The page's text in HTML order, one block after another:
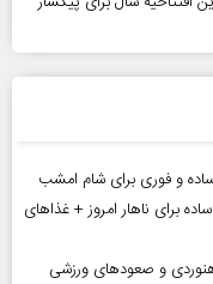
خوشمزه و ساده برای ناهار امروز + غذاهای
و صعودهای ورزشی